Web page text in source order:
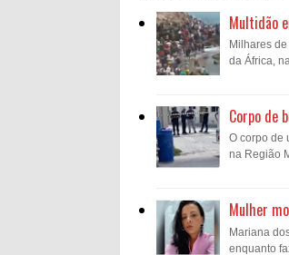
Multidão
Milhares
da África,
Corpo de
O corpo de
na Região
Mulher
Mariana
enquanto